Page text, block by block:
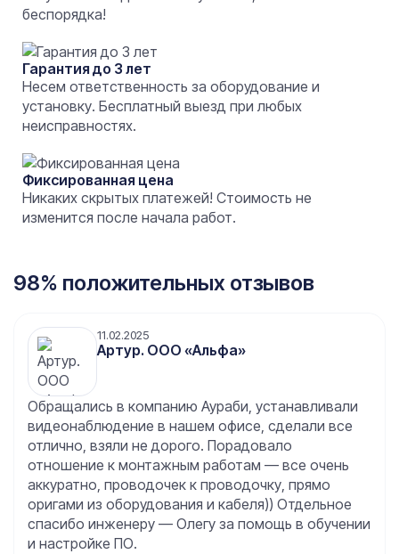
беспорядка!
Гарантия до 3 лет
Несем ответственность за оборудование и
установку. Бесплатный выезд при любых
неисправностях.
Фиксированная цена
Никаких скрытых платежей! Стоимость не
изменится после начала работ.
98% положительных отзывов
11.02.2025
Артур. ООО «Альфа»
Обращались в компанию Аураби, устанавливали
видеонаблюдение в нашем офисе, сделали все
отлично, взяли не дорого. Порадовало
отношение к монтажным работам — все очень
аккуратно, проводочек к проводочку, прямо
оригами из оборудования и кабеля)) Отдельное
спасибо инженеру — Олегу за помощь в обучении
и настройке ПО.